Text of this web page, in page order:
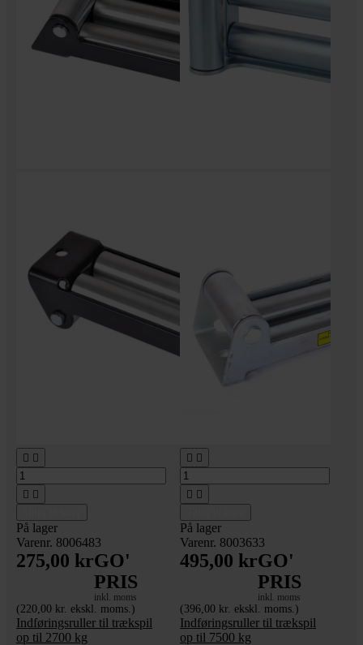
 
 
På lager
Varenr. 8006483
275,00 krGO'
PRIS
inkl. moms
(220,00 kr. ekskl. moms.)
Indføringsruller til trækspil
op til 2700 kg
 
 
På lager
Varenr. 8003633
495,00 krGO'
PRIS
inkl. moms
(396,00 kr. ekskl. moms.)
Indføringsruller til trækspil
op til 7500 kg